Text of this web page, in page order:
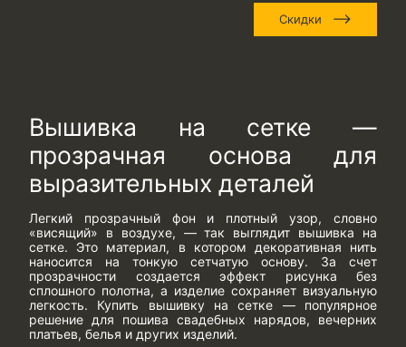
Скидки
Вышивка на сетке —
прозрачная основа для
выразительных деталей
Легкий прозрачный фон и плотный узор, словно
«висящий» в воздухе, — так выглядит вышивка на
сетке. Это материал, в котором декоративная нить
наносится на тонкую сетчатую основу. За счет
прозрачности создается эффект рисунка без
сплошного полотна, а изделие сохраняет визуальную
легкость. Купить вышивку на сетке — популярное
решение для пошива свадебных нарядов, вечерних
платьев, белья и других изделий.